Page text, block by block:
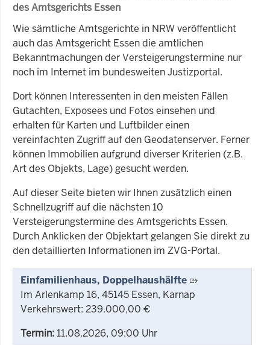
des Amtsgerichts Essen
Wie sämtliche Amtsgerichte in NRW veröffentlicht
auch das Amtsgericht Essen die amtlichen
Bekanntmachungen der Versteigerungstermine nur
noch im Internet im bundesweiten Justizportal.
Dort können Interessenten in den meisten Fällen
Gutachten, Exposees und Fotos einsehen und
erhalten für Karten und Luftbilder einen
vereinfachten Zugriff auf den Geodatenserver. Ferner
können Immobilien aufgrund diverser Kriterien (z.B.
Art des Objekts, Lage) gesucht werden.
Auf dieser Seite bieten wir Ihnen zusätzlich einen
Schnellzugriff auf die nächsten 10
Versteigerungstermine des Amtsgerichts Essen.
Durch Anklicken der Objektart gelangen Sie direkt zu
den detaillierten Informationen im ZVG-Portal.
Einfamilienhaus, Doppelhaushälfte
Im Arlenkamp 16, 45145 Essen, Karnap
Verkehrswert: 239.000,00 €
Termin:11.08.2026, 09:00 Uhr